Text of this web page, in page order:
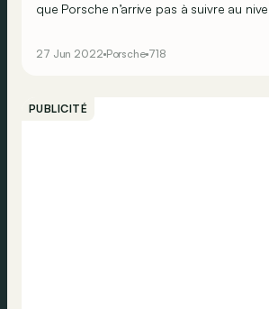
que Porsche n’arrive pas à suivre au
27 Jun 2022 Porsche 718
PUBLICITÉ